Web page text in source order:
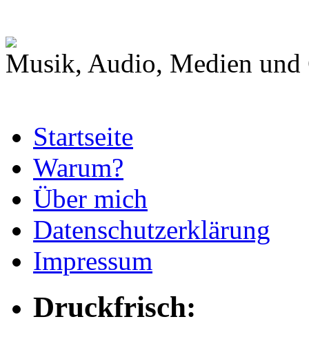
Musik, Audio, Medien und
Startseite
Warum?
Über mich
Datenschutzerklärung
Impressum
Druckfrisch: